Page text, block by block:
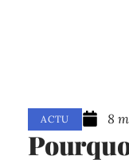
ACTU 8